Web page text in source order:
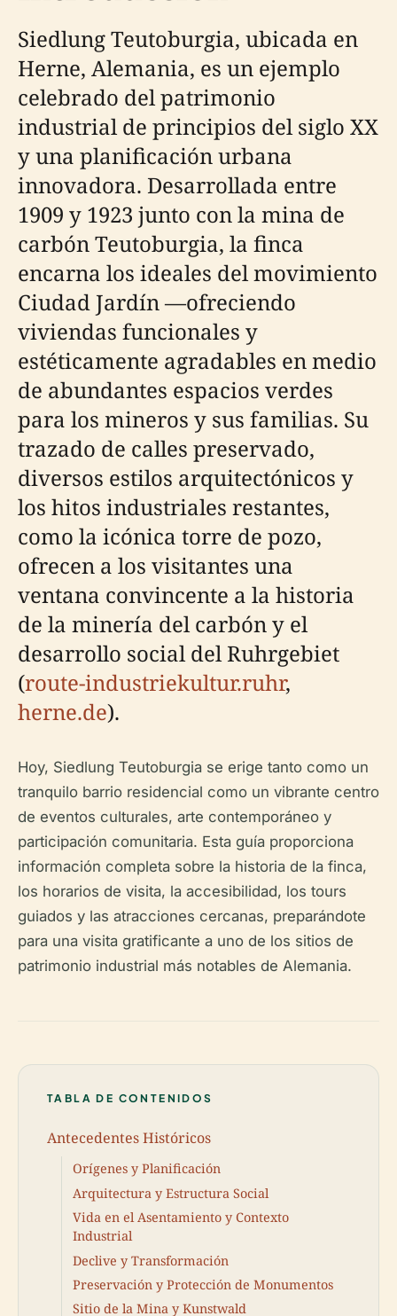
Siedlung Teutoburgia, ubicada en
Herne, Alemania, es un ejemplo
celebrado del patrimonio
industrial de principios del siglo XX
y una planificación urbana
innovadora. Desarrollada entre
1909 y 1923 junto con la mina de
carbón Teutoburgia, la finca
encarna los ideales del movimiento
Ciudad Jardín —ofreciendo
viviendas funcionales y
estéticamente agradables en medio
de abundantes espacios verdes
para los mineros y sus familias. Su
trazado de calles preservado,
diversos estilos arquitectónicos y
los hitos industriales restantes,
como la icónica torre de pozo,
ofrecen a los visitantes una
ventana convincente a la historia
de la minería del carbón y el
desarrollo social del Ruhrgebiet
(route-industriekultur.ruhr,
herne.de).
Hoy, Siedlung Teutoburgia se erige tanto como un
tranquilo barrio residencial como un vibrante centro
de eventos culturales, arte contemporáneo y
participación comunitaria. Esta guía proporciona
información completa sobre la historia de la finca,
los horarios de visita, la accesibilidad, los tours
guiados y las atracciones cercanas, preparándote
para una visita gratificante a uno de los sitios de
patrimonio industrial más notables de Alemania.
TABLA DE CONTENIDOS
Antecedentes Históricos
Orígenes y Planificación
Arquitectura y Estructura Social
Vida en el Asentamiento y Contexto
Industrial
Declive y Transformación
Preservación y Protección de Monumentos
Sitio de la Mina y Kunstwald